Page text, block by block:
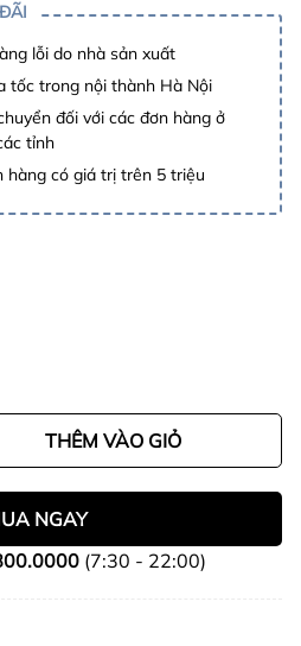
lỗi do nhà sản xuất
tốc trong nội thành Hà Nội
đối với các đơn hàng ở
tỉnh
hàng có giá trị trên 5 triệu
THÊM VÀO GIỎ
NGAY
(7:30 - 22:00)